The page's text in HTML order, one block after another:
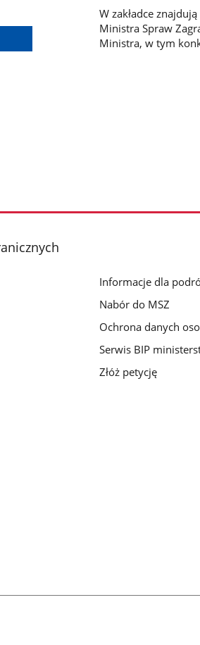
W zakładce
Ministra Spraw
Ministra, w tym
Informacje dla
Nabór do MSZ
Ochrona danych
Serwis BIP
Złóż petycję